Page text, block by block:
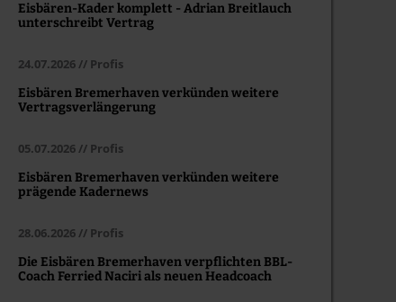
Eisbären-Kader komplett - Adrian Breitlauch
unterschreibt Vertrag
24.07.2026 // Profis
Eisbären Bremerhaven verkünden weitere
Vertragsverlängerung
05.07.2026 // Profis
Eisbären Bremerhaven verkünden weitere
prägende Kadernews
28.06.2026 // Profis
Die Eisbären Bremerhaven verpflichten BBL-
Coach Ferried Naciri als neuen Headcoach